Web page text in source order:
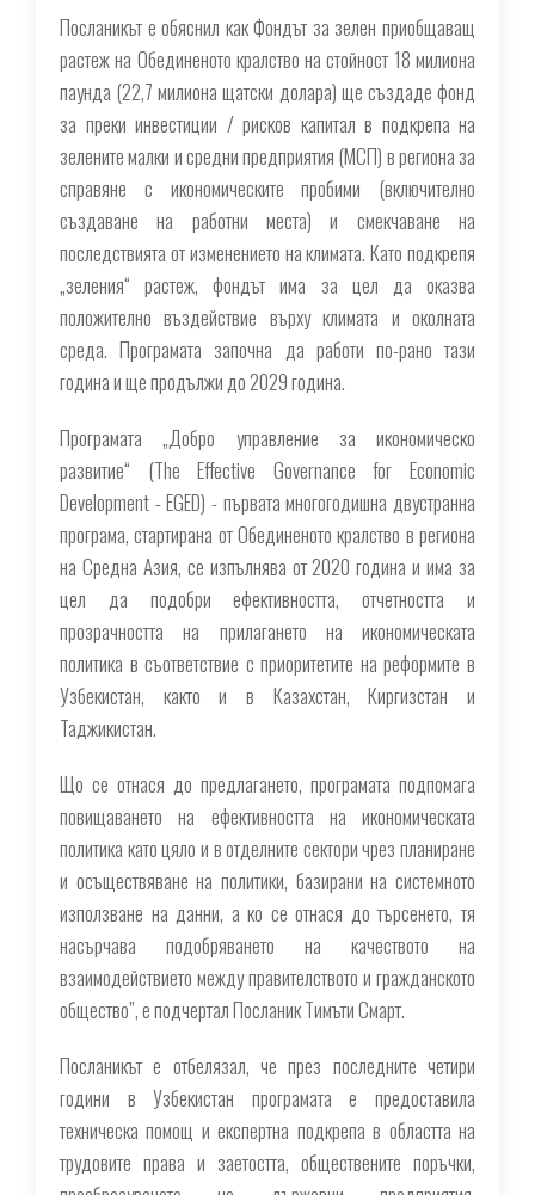
Посланикът е обяснил как Фондът за зелен приобщаващ
растеж на Обединеното кралство на стойност 18 милиона
паунда (22,7 милиона щатски долара) ще създаде фонд
за преки инвестиции / рисков капитал в подкрепа на
зелените малки и средни предприятия (МСП) в региона за
справяне с икономическите пробими (включително
създаване на работни места) и смекчаване на
последствията от изменението на климата. Като подкрепя
„зеления“ растеж, фондът има за цел да оказва
положително въздействие върху климата и околната
среда. Програмата започна да работи по-рано тази
година и ще продължи до 2029 година.
Програмата „Добро управление за икономическо
развитие“ (The Effective Governance for Economic
Development - EGED) - първата многогодишна двустранна
програма, стартирана от Обединеното кралство в региона
на Средна Азия, се изпълнява от 2020 година и има за
цел да подобри ефективността, отчетността и
прозрачността на прилагането на икономическата
политика в съответствие с приоритетите на реформите в
Узбекистан, както и в Казахстан, Киргизстан и
Таджикистан.
Що се отнася до предлагането, програмата подпомага
повищаването на ефективността на икономическата
политика като цяло и в отделните сектори чрез планиране
и осъществяване на политики, базирани на системното
използване на данни, а ко се отнася до търсенето, тя
насърчава подобряването на качеството на
взаимодействието между правителството и гражданското
общество”, е подчертал Посланик Тимъти Смарт.
Посланикът е отбелязал, че през последните четири
години в Узбекистан програмата е предоставила
техническа помощ и експертна подкрепа в областта на
трудовите права и заетостта, обществените поръчки,